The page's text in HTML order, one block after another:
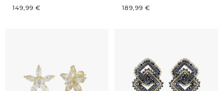
ROSÉ LARGE
REGULÄRER PREIS:
149,99 € REGULÄRER PREIS:
189,99 €